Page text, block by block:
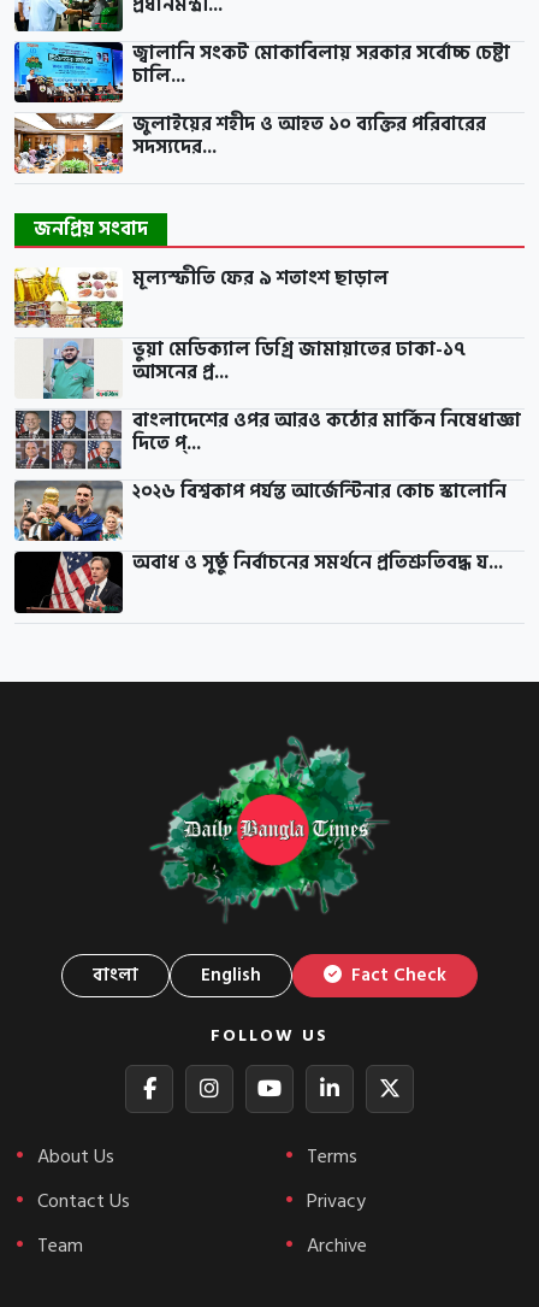
জ্বালানি সংকট মোকাবিলায় সরকার সর্বোচ্চ চেষ্টা
চালি...
জুলাইয়ের শহীদ ও আহত ১০ ব্যক্তির পরিবারের
সদস্যদের...
জনপ্রিয় সংবাদ
মূল্যস্ফীতি ফের ৯ শতাংশ ছাড়াল
ভুয়া মেডিক্যাল ডিগ্রি জামায়াতের ঢাকা-১৭
আসনের প্র...
বাংলাদেশের ওপর আরও কঠোর মার্কিন নিষেধাজ্ঞা
দিতে প্...
২০২৬ বিশ্বকাপ পর্যন্ত আর্জেন্টিনার কোচ স্কালোনি
অবাধ ও সুষ্ঠু নির্বাচনের সমর্থনে প্রতিশ্রুতিবদ্ধ য...
বাংলা English Fact Check
FOLLOW US
About Us
Contact Us
Team
Terms
Privacy
Archive